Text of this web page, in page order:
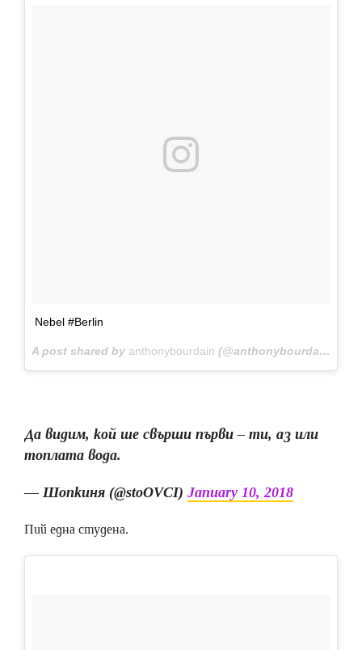
Nebel #Berlin
A post shared by anthonybourdain (@anthonybourdain) on
Да видим, кой ше свърши първи – ти, аз или
топлата вода.
— Шопкиня (@stoOVCI) January 10, 2018
Пий една студена.